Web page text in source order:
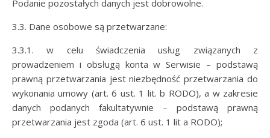
Podanie pozostałych danych jest dobrowolne.
3.3. Dane osobowe są przetwarzane:
3.3.1. w celu świadczenia usług związanych z
prowadzeniem i obsługą konta w Serwisie – podstawą
prawną przetwarzania jest niezbędność przetwarzania do
wykonania umowy (art. 6 ust. 1 lit. b RODO), a w zakresie
danych podanych fakultatywnie – podstawą prawną
przetwarzania jest zgoda (art. 6 ust. 1 lit a RODO);